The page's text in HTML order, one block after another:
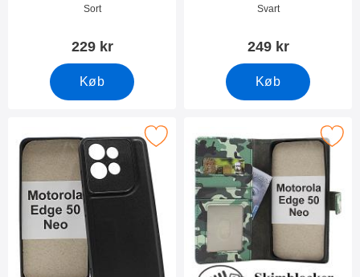
Varenr 51613Sort
229 kr
Køb
Varenr 51614Svart
249 kr
Køb
magnet Cover Motorola Edge 50 Neo som favorit
Marker skimblocker Motorola Edge 50